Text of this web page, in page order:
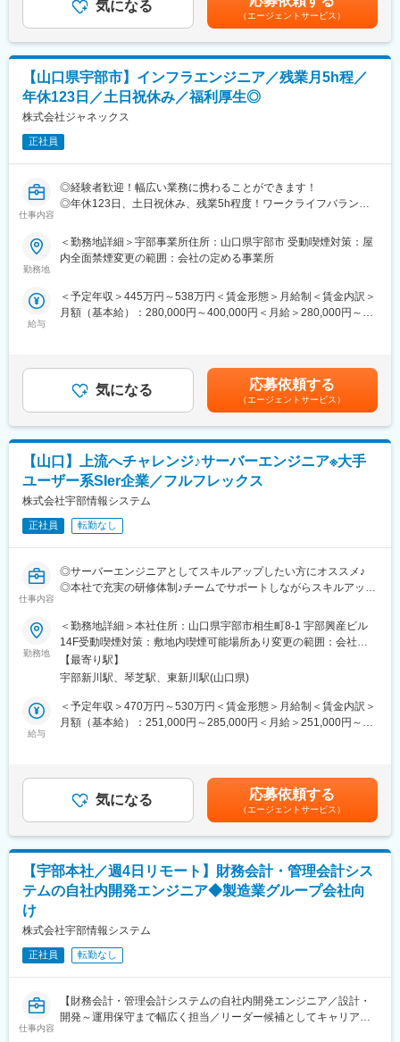
本部署のメンバーで、お電話、メール、チャットで回答をお伝え
ります。
■お仕事詳細：
・システムエラー/トラブルなどシステムの専門性が求められる問
合せは別部署で対応。本ポジションはツールの使い方などをお伝
えします。
・ユーザーは税理士の先生、事業会社の財務経理部長様が多く、
経理の専門用語を用いた問合せあります。そのため経理の知識や
スキルを活かせます。
・ご入社後は「この問い合わせには〇〇のような回答でお客様に
で、安心して業務にあたれます。
・現状の問合せ受付時間は10～17時。それ以外の時間帯で対応す
・問合せ件数は月250件/1日12～15件程度。担当者あたり1日3～5
件を対応します（繁忙期はもう少し増えます）
を行いますので、基礎スキルを身に着けた上で業務にあたれま
す。顧客対応未経験の方でもご安心ください♪
・研修ではお客様対応だけでなく、実際のシステム画面を操作し
★当社が提供する会計クラウドサービスは直感的に操作できる仕
様の為すぐに慣れます
■配属組織について：
女性のマネージャー、メンバー1名が活躍中です。また同じフロア
にシステム部署問合せ担当者もおり、必要に応じてエンジニア側
のサポートも受けることができます。
変更の範囲：会社の定める業務
20代：300万～450万30代：390万～740万40代：450万～900万※
前職年収やご経験によって給与の設定を行います。※評価やスキル
によって金額変動あり。賃金はあくまでも目安の金額であり、選
考を通じて上下する可能性があります。月給(月額)は固定手当を含
めた表記です。
気になる
（エージェントサービス）
【山口県宇部市】インフラエンジニア／残業月5h程／
年休123日／土日祝休み／福利厚生◎
株式会社ジャネックス
正社員
仕事内容
◎経験者歓迎！幅広い業務に携わることができます！
◎年休123日、土日祝休み、残業5h程度！ワークライフバランス
◎JAグループの安定基盤あり！業績も伸長しています！
1973年4月に設立、山口県山口市に本社を置いています。事業拡
大による人員体制をより強化するために中途採用募集を行ってお
主にJAグループに導入している基幹システム、金融システム、販
売システム等の業務系アプリケーションの開発や保守・改善業務
をメインにお任せいたします。また、県内企業向けのシステム開
発や大手ベンダーからの業務委託なども請け負っております。
■業務詳細：
・システム開発・保守業務
・システム運用・基盤管理業務
・その他システム付随業務
■自己啓発支援制度：
が承認した
資格について以下の支援を実施しています。（基本情報技術者試
験等）
受験料の負担（受験回数に制限あり）や資格取得褒賞金制度もご
ざいます。
■当社について：
しています。”地域社会で最も信頼されるICT企業“を目指し、日々
新たなチャレンジを行っています。
変更の範囲：会社の定める業務
勤務地
＜勤務地詳細＞宇部事業所住所：山口県宇部市 受動喫煙対策：屋
内全面禁煙変更の範囲：会社の定める事業所
給与
＜予定年収＞445万円～538万円＜賃金形態＞月給制＜賃金内訳＞
月額（基本給）：280,000円～400,000円＜月給＞280,000円～
月給(月額)は固定手当を含めた表記です。
気になる 応募依頼する
（エージェントサービス）
【山口】上流へチャレンジ♪サーバーエンジニア※大手
ユーザー系SIer企業／フルフレックス
株式会社宇部情報システム
正社員 転勤なし
仕事内容
◎サーバーエンジニアとしてスキルアップしたい方にオススメ♪
◎本社で充実の研修体制♪チームでサポートしながらスキルアッ
まずは先輩社員の支援を受けながら、サーバ構築・保守・運用業
務に携わっていただき、後に主担当として業務を独力遂行できる
ことを期待します。
■業務内容：
サーバの構築・保守/運用といった実機での作業を中心に、製品知
※ご経験に応じてお任せしていく案件の規模やステップアップスピ
ードは異なります。
先輩社員のOJTの下、サーバの構築・保守/運用業務を経験いただ
いて、定期的に1on1ミーティングで伺います。
東京もしくは福岡拠点の方は、プロジェクト遂行や業務知識習熟
の為に、メンバーの多い山口県へのスポット的な出張も可能で
当社はUBE株式会社様のサーバプラットフォーム～インフラ系シ
った技術/サービスを顧客に提案し、技術検証～導入することも可
能です。
勤務地
＜勤務地詳細＞本社住所：山口県宇部市相生町8-1 宇部興産ビル
14F受動喫煙対策：敷地内喫煙可能場所あり変更の範囲：会社の
定める事業所
【最寄り駅】
宇部新川駅、琴芝駅、東新川駅(山口県)
給与
＜予定年収＞470万円～530万円＜賃金形態＞月給制＜賃金内訳＞
月額（基本給）：251,000円～285,000円＜月給＞251,000円～
具体的には前職での経験／能力に基づき決定します。賃金はあく
までも目安の金額であり、選考を通じて上下する可能性がありま
す。月給(月額)は固定手当を含めた表記です。
気になる 応募依頼する
（エージェントサービス）
【宇部本社／週4日リモート】財務会計・管理会計シス
テムの自社内開発エンジニア◆製造業グループ会社向
け
株式会社宇部情報システム
正社員 転勤なし
仕事内容
【財務会計・管理会計システムの自社内開発エンジニア／設計・
開発～運用保守まで幅広く担当／リーダー候補としてキャリアア